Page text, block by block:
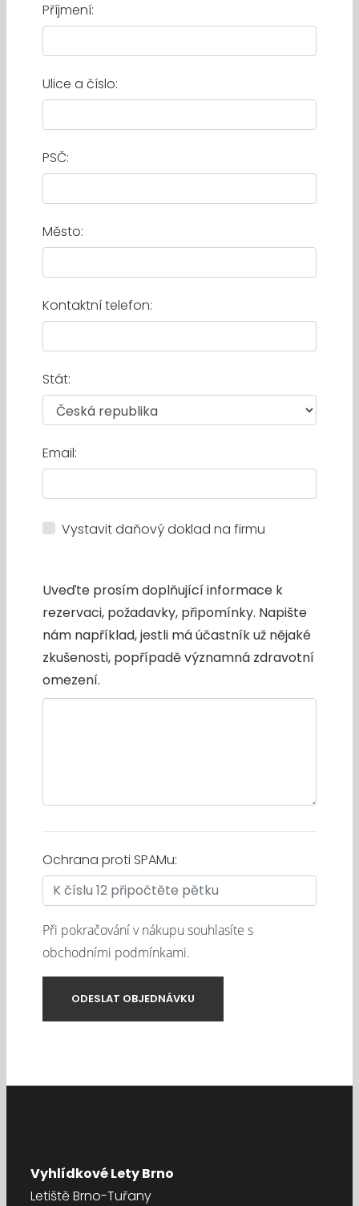
Příjmení:
Ulice a číslo:
PSČ:
Město:
Kontaktní telefon:
Stát:
Email:
Vystavit daňový doklad na firmu
Uveďte prosím doplňující informace k
rezervaci, požadavky, připomínky. Napište
nám například, jestli má účastník už nějaké
zkušenosti, popřípadě významná zdravotní
omezení.
Ochrana proti SPAMu:
Při pokračování v nákupu souhlasíte s
obchodními podmínkami.
Vyhlídkové Lety Brno
Letiště Brno-Tuřany